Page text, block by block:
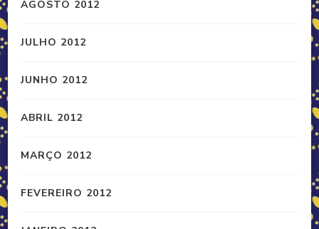
AGOSTO 2012
JULHO 2012
JUNHO 2012
ABRIL 2012
MARÇO 2012
FEVEREIRO 2012